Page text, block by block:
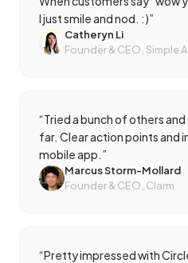
I just smile and nod. :)”
Catheryn Li
Founder & CEO, Simple
“Tried a bunch of others
far. Clear action points and
mobile app.”
Marcus Storm-Mollard
Founder & CEO, Clarm
“Pretty impressed with